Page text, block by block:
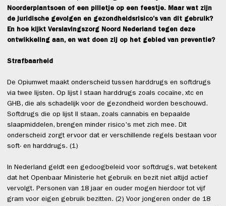
Noorderplantsoen of een pilletje op een feestje. Maar wat zijn
de juridische gevolgen en gezondheidsrisico’s van dit gebruik?
En hoe kijkt Verslavingszorg Noord Nederland tegen deze
ontwikkeling aan, en wat doen zij op het gebied van preventie?
Strafbaarheid
De Opiumwet maakt onderscheid tussen harddrugs en softdrugs
via twee lijsten. Op lijst I staan harddrugs zoals cocaïne, xtc en
GHB, die als schadelijk voor de gezondheid worden beschouwd.
Softdrugs die op lijst II staan, zoals cannabis en bepaalde
slaapmiddelen, brengen minder risico's met zich mee. Dit
onderscheid zorgt ervoor dat er verschillende regels bestaan voor
soft- en harddrugs. (1)
In Nederland geldt een gedoogbeleid voor softdrugs, wat betekent
dat het Openbaar Ministerie het gebruik en bezit niet altijd actief
vervolgt. Personen van 18 jaar en ouder mogen hierdoor tot vijf
gram voor eigen gebruik bezitten. (2) Voor jongeren onder de 18